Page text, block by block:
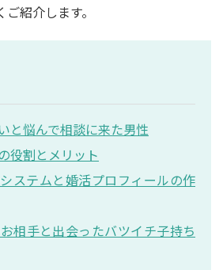
紹介します。
と悩んで相談に来た男性
役割とメリット
ステムと婚活プロフィールの作
相手と出会ったバツイチ子持ち